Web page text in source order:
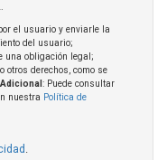
el usuario y enviarle la
del usuario;
una obligación legal;
otros derechos, como se
: Puede consultar
nuestra Política de
.